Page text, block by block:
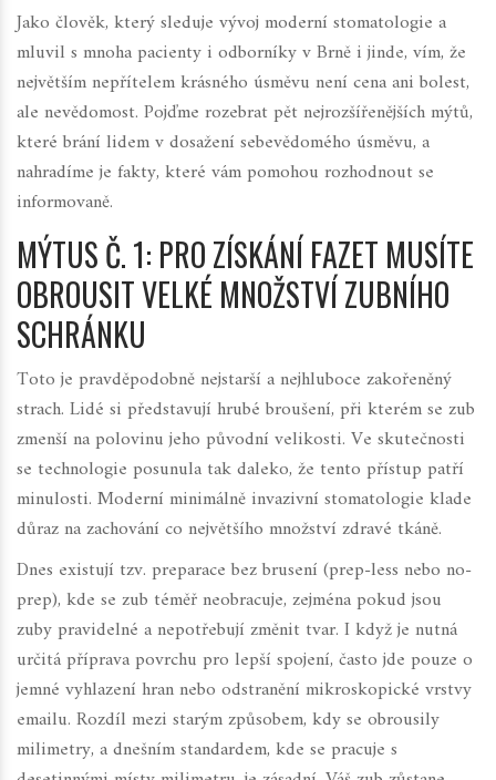
Jako člověk, který sleduje vývoj moderní stomatologie a
mluvil s mnoha pacienty i odborníky v Brně i jinde, vím, že
největším nepřítelem krásného úsměvu není cena ani bolest,
ale nevědomost. Pojďme rozebrat pět nejrozšířenějších mýtů,
které brání lidem v dosažení sebevědomého úsměvu, a
nahradíme je fakty, které vám pomohou rozhodnout se
informovaně.
MÝTUS Č. 1: PRO ZÍSKÁNÍ FAZET MUSÍTE
OBROUSIT VELKÉ MNOŽSTVÍ ZUBNÍHO
SCHRÁNKU
Toto je pravděpodobně nejstarší a nejhluboce zakořeněný
strach. Lidé si představují hrubé broušení, při kterém se zub
zmenší na polovinu jeho původní velikosti. Ve skutečnosti
se technologie posunula tak daleko, že tento přístup patří
minulosti. Moderní minimálně invazivní stomatologie klade
důraz na zachování co největšího množství zdravé tkáně.
Dnes existují tzv. preparace bez brusení (prep-less nebo no-
prep), kde se zub téměř neobracuje, zejména pokud jsou
zuby pravidelné a nepotřebují změnit tvar. I když je nutná
určitá příprava povrchu pro lepší spojení, často jde pouze o
jemné vyhlazení hran nebo odstranění mikroskopické vrstvy
emailu. Rozdíl mezi starým způsobem, kdy se obrousily
milimetry, a dnešním standardem, kde se pracuje s